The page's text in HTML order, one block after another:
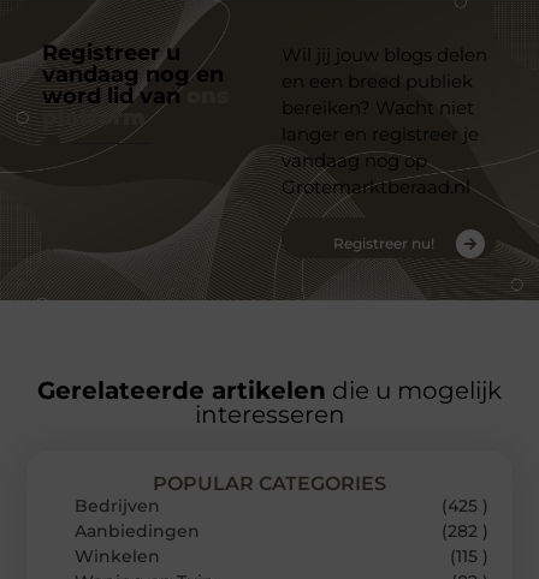
Registreer u
vandaag nog en
word lid van
platform
Wil jij jouw blogs delen
en een breed publiek
bereiken? Wacht niet
langer en registreer je
vandaag nog op
Grotemarktberaad.nl
Registreer nu!
Gerelateerde artikelen die u mogelijk
interesseren
POPULAR CATEGORIES
Bedrijven
(425 )
Aanbiedingen
(282 )
Winkelen
(115 )